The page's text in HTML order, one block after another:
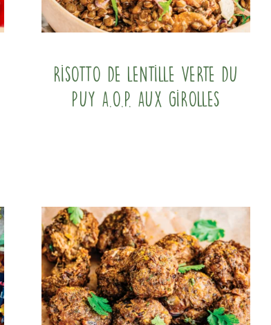
Risotto de Lentille verte du
Puy A.O.P. aux girolles